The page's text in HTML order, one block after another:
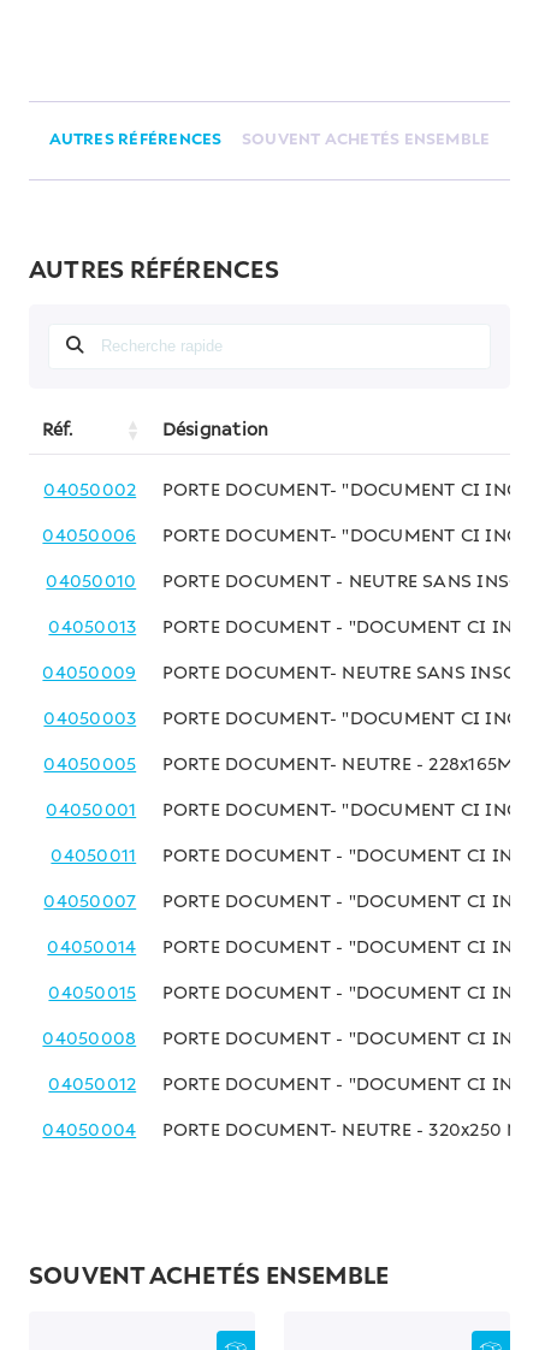
AUTRES RÉFÉRENCES SOUVENT ACHETÉS ENSEMBLE
AUTRES RÉFÉRENCES
Réf. Désignation
04050002 PORTE DOCUMENT- "DOCUMENT CI
04050006 PORTE DOCUMENT- "DOCUMENT CI
04050010 PORTE DOCUMENT - NEUTRE SANS
04050013 PORTE DOCUMENT - "DOCUMENT CI
04050009 PORTE DOCUMENT- NEUTRE SANS
04050003 PORTE DOCUMENT- "DOCUMENT CI
04050005 PORTE DOCUMENT- NEUTRE - 228x165MM
04050001 PORTE DOCUMENT- "DOCUMENT CI
04050011 PORTE DOCUMENT - "DOCUMENT CI
04050007 PORTE DOCUMENT - "DOCUMENT CI
04050014 PORTE DOCUMENT - "DOCUMENT CI
04050015 PORTE DOCUMENT - "DOCUMENT CI
04050008 PORTE DOCUMENT - "DOCUMENT CI
04050012 PORTE DOCUMENT - "DOCUMENT CI
04050004 PORTE DOCUMENT- NEUTRE - 320x250
SOUVENT ACHETÉS ENSEMBLE